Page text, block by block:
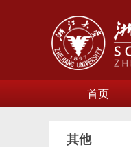
首页
其他